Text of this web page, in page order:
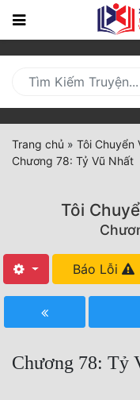
Trang
Mới
Cập
Nhật
(current)
Tất Cả
Hoàn Thành
Trang chủ » Tôi Chuyển
Chương 78: Tỷ Vũ Nhất
Tôi
Báo Lỗi
Chương 78: Tỷ